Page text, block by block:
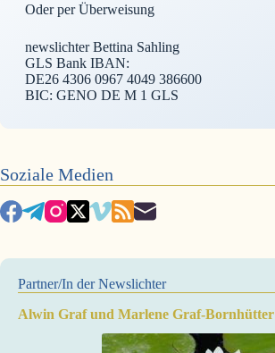
Oder per Überweisung
newslichter Bettina Sahling
GLS Bank IBAN:
DE26 4306 0967 4049 386600
BIC: GENO DE M 1 GLS
Soziale Medien
Partner/In der Newslichter
Alwin Graf und Marlene Graf-Bornhütter